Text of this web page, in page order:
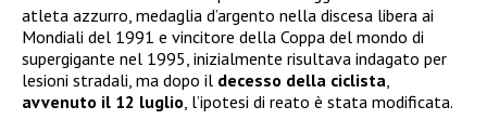
atleta azzurro, medaglia d’argento nella discesa libera ai
Mondiali del 1991 e vincitore della Coppa del mondo di
supergigante nel 1995, inizialmente risultava indagato per
lesioni stradali, ma dopo il decesso della ciclista,
avvenuto il 12 luglio, l’ipotesi di reato è stata modificata.